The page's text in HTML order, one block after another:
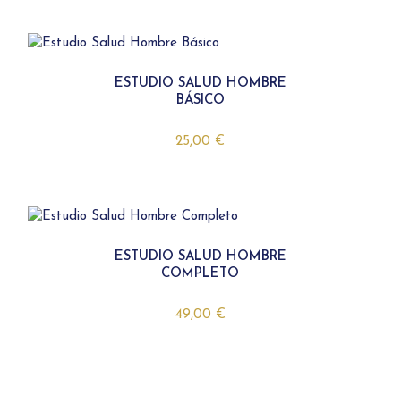
ESTUDIO SALUD HOMBRE
BÁSICO
25,00 €
ESTUDIO SALUD HOMBRE
COMPLETO
49,00 €